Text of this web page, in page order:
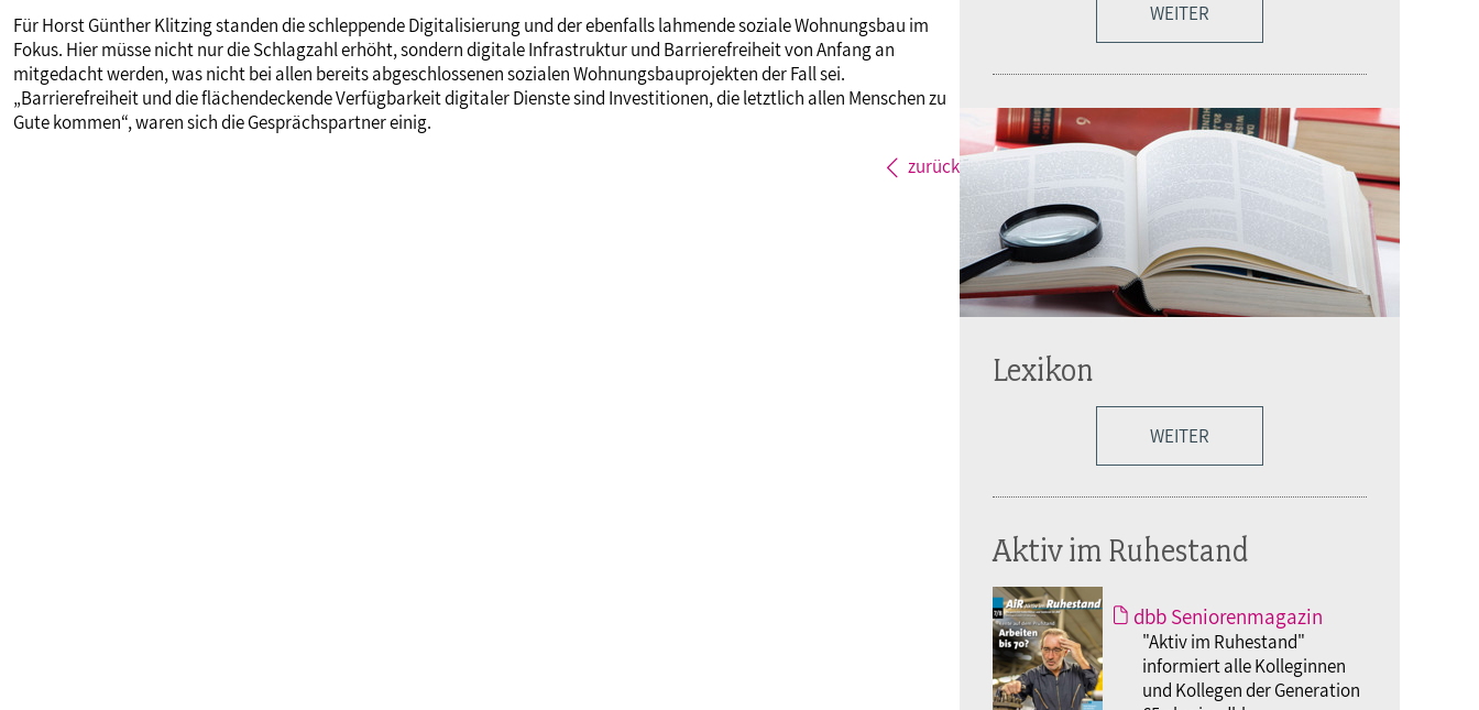
Für Horst Günther Klitzing standen die schleppende Digitalisierung und der ebenfalls lahmende soziale Wohnungsbau im
Fokus. Hier müsse nicht nur die Schlagzahl erhöht, sondern digitale Infrastruktur und Barrierefreiheit von Anfang an
mitgedacht werden, was nicht bei allen bereits abgeschlossenen sozialen Wohnungsbauprojekten der Fall sei.
„Barrierefreiheit und die flächendeckende Verfügbarkeit digitaler Dienste sind Investitionen, die letztlich allen Menschen zu
Gute kommen“, waren sich die Gesprächspartner einig.
zurück
WEITER
Lexikon
WEITER
Aktiv im Ruhestand
dbb Seniorenmagazin
"Aktiv im Ruhestand"
informiert alle Kolleginnen
und Kollegen der Generation